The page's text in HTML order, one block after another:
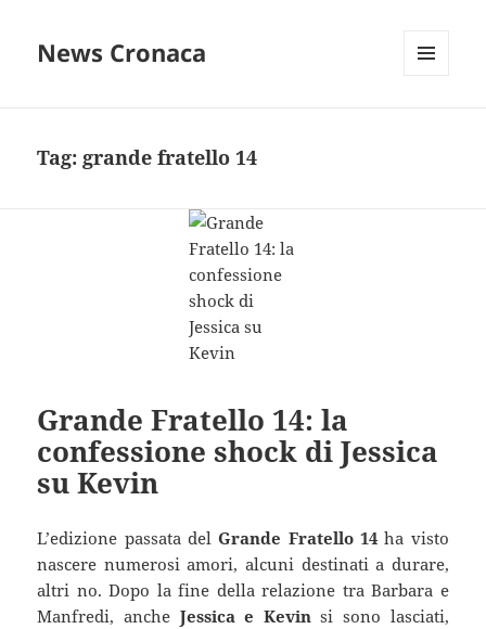
News Cronaca
Tag: grande fratello 14
Grande Fratello 14: la
confessione shock di Jessica
su Kevin
L’edizione passata delGrande Fratello 14ha visto
nascere numerosi amori, alcuni destinati a durare,
altri no. Dopo la fine della relazione tra Barbara e
Manfredi, anche Jessica e Kevin si sono lasciati,